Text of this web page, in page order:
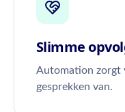
Slimme
Automation zorgt
gesprekken van.